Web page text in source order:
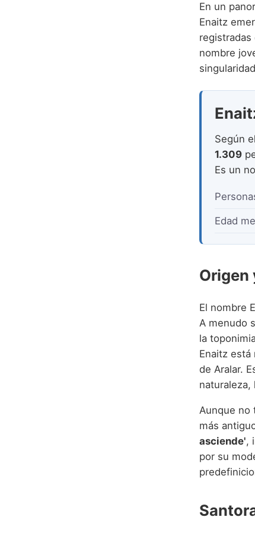
En un
Enaitz
registradas
nombre
Según el
1.309
Es un
Edad
Origen
El nombre
A menudo
la
Enaitz está
de Aralar.
naturaleza,
Aunque no
más
asciende',
por su